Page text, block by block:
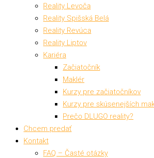
Reality Levoča
Reality Spišská Belá
Reality Revúca
Reality Liptov
Kariéra
Začiatočník
Maklér
Kurzy pre začiatočníkov
Kurzy pre skúsenejších
Prečo DLUGO reality?
Chcem predať
Kontakt
FAQ – Časté otázky